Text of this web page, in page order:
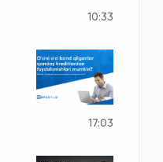
10:33
17:03